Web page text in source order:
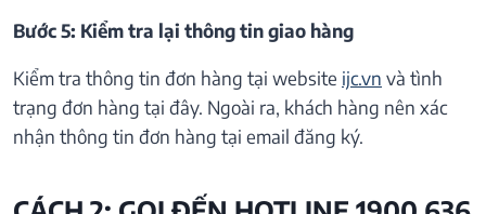
Bước 5: Kiểm tra lại thông tin giao hàng
Kiểm tra thông tin đơn hàng tại website ijc.vn và tình
trạng đơn hàng tại đây. Ngoài ra, khách hàng nên xác
nhận thông tin đơn hàng tại email đăng ký.